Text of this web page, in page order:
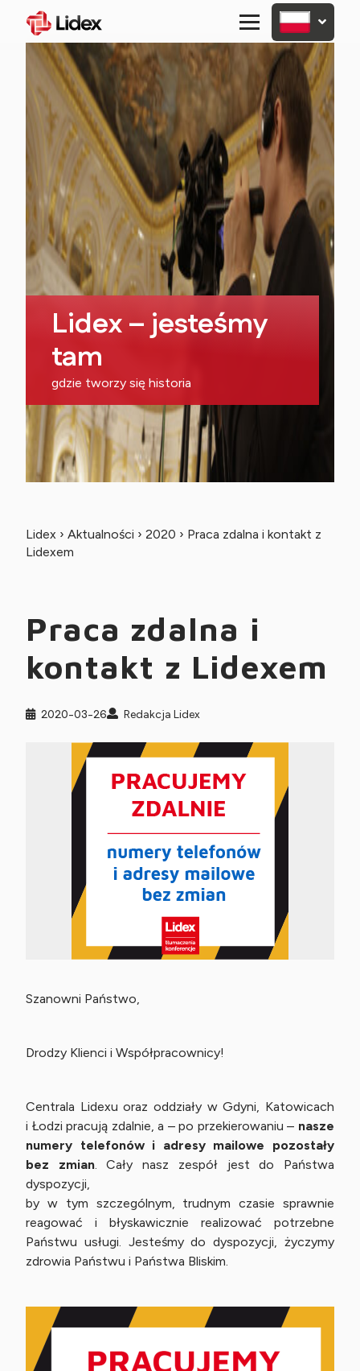
Primary
Menu
Lidex – jesteśmy
tam
gdzie tworzy się historia
Lidex › Aktualności › 2020 › Praca zdalna i kontakt z
Lidexem
Praca zdalna i
kontakt z Lidexem
2020-03-26 Redakcja Lidex
Szanowni Państwo,
Drodzy Klienci i Współpracownicy!
Centrala Lidexu oraz oddziały w Gdyni, Katowicach
i Łodzi pracują zdalnie, a – po przekierowaniu – nasze
numery telefonów i adresy mailowe pozostały
bez zmian. Cały nasz zespół jest do Państwa
dyspozycji,
by w tym szczególnym, trudnym czasie sprawnie
reagować i błyskawicznie realizować potrzebne
Państwu usługi. Jesteśmy do dyspozycji, życzymy
zdrowia Państwu i Państwa Bliskim.